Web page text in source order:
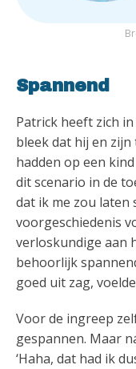
Spannend
Patrick heeft zich
bleek dat hij en
hadden op een
dit scenario in de
dat ik me zou laten
voorgeschiedenis
verloskundige aan
behoorlijk
goed uit zag,
Voor de ingreep
gespannen. Maar
‘Haha, dat had ik